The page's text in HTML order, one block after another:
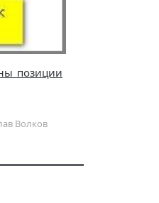
позиции
Волков